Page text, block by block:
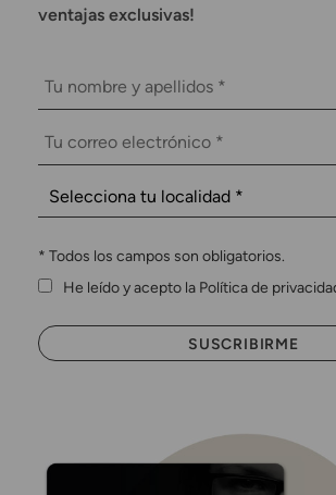
ventajas exclusivas!
* Todos los campos son obligatorios.
He leído y acepto la Política de